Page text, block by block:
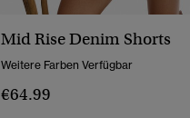
Mid Rise Denim Shorts
Weitere Farben Verfügbar
€64.99